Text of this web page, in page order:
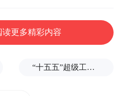
多样美食，并与凤凰网
AI技术运用、“指南针”
容展开探讨。
读更多精彩内容
“十五五”超级工程来了，这是国家级押宝